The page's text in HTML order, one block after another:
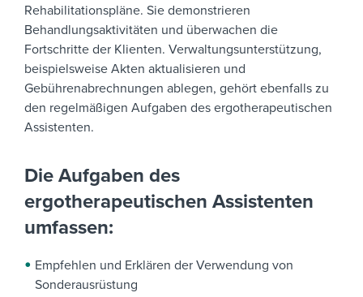
Rehabilitationspläne. Sie demonstrieren
Behandlungsaktivitäten und überwachen die
Fortschritte der Klienten. Verwaltungsunterstützung,
beispielsweise Akten aktualisieren und
Gebührenabrechnungen ablegen, gehört ebenfalls zu
den regelmäßigen Aufgaben des ergotherapeutischen
Assistenten.
Die Aufgaben des
ergotherapeutischen Assistenten
umfassen:
Empfehlen und Erklären der Verwendung von
Sonderausrüstung